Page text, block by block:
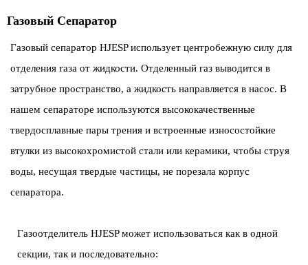
Газовый Сепаратор
Газовый сепаратор HJESP использует центробежную силу для
отделения газа от жидкости. Отделенный газ выводится в
затрубное пространство, а жидкость направляется в насос. В
нашем сепараторе используются высококачественные
твердосплавные пары трения и встроенные износостойкие
втулки из высокохромистой стали или керамики, чтобы струя
воды, несущая твердые частицы, не порезала корпус
сепаратора.
Газоотделитель HJESP может использоваться как в одной
секции, так и последовательно: